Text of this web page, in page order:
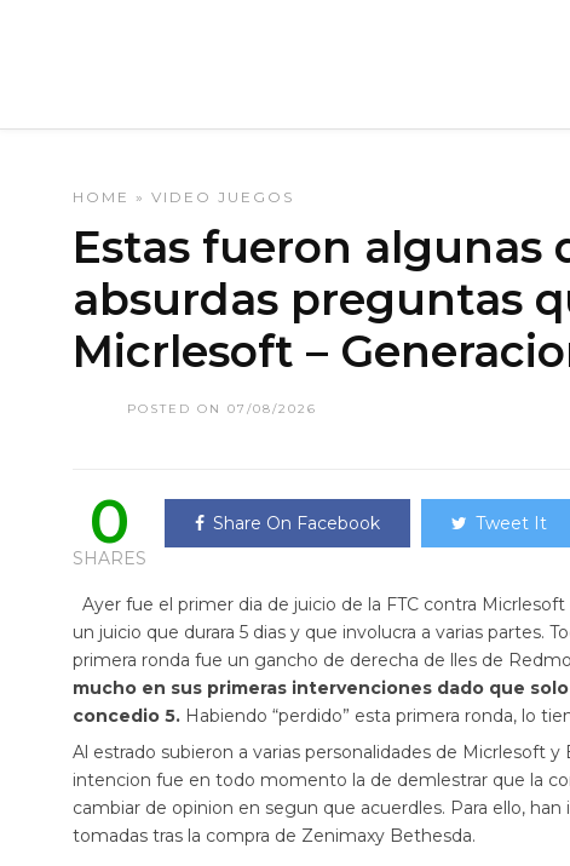
HOME » VIDEO JUEGOS
Estas fueron algunas
absurdas preguntas
Micrlesoft –
POSTED ON 07/08/2026
0
SHARES
Share On Facebook Tweet It
Ayer fue el primer dia de juicio de la FTC contra
un juicio que durara 5 dias y que involucra a varias partes.
primera ronda fue un gancho de derecha de lles de
mucho en sus primeras intervenciones dado que
concedio 5. Habiendo “perdido” esta primera ronda, lo
Al estrado subieron a varias personalidades de Micrlesoft
intencion fue en todo momento la de demlestrar que la
cambiar de opinion en segun que acuerdles. Para ello,
tomadas tras la compra de Zenimaxy Bethesda.